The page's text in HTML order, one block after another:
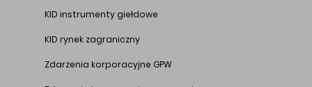
KID instrumenty giełdowe
KID rynek zagraniczny
Zdarzenia korporacyjne GPW